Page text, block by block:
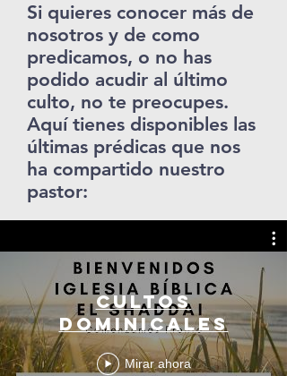
Si quieres conocer más de
nosotros y de como
predicamos, o no has
podido acudir al último
culto, no te preocupes.
Aquí tienes disponibles las
últimas prédicas que nos
ha compartido nuestro
pastor:
Cultos
dominicales
Mirar ahora